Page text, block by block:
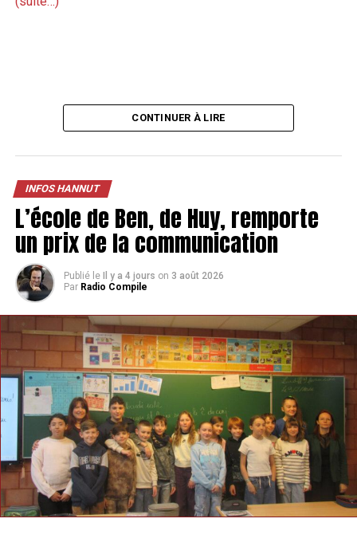
CONTINUER À LIRE
INFOS HANNUT
L’école de Ben, de Huy, remporte
un prix de la communication
Publié le Il y a 4 jours on 3 août 2026
Par Radio Compile